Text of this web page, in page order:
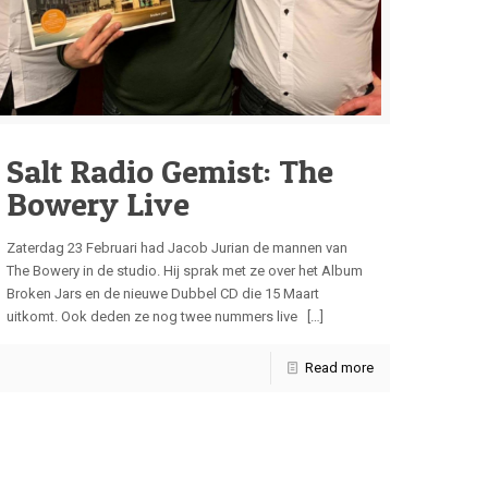
Salt Radio Gemist: The
Bowery Live
Zaterdag 23 Februari had Jacob Jurian de mannen van
The Bowery in de studio. Hij sprak met ze over het Album
Broken Jars en de nieuwe Dubbel CD die 15 Maart
uitkomt. Ook deden ze nog twee nummers live
[…]
Read more